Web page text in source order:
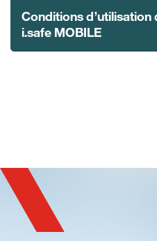
Conditions d’utilisation
i.safe MOBILE